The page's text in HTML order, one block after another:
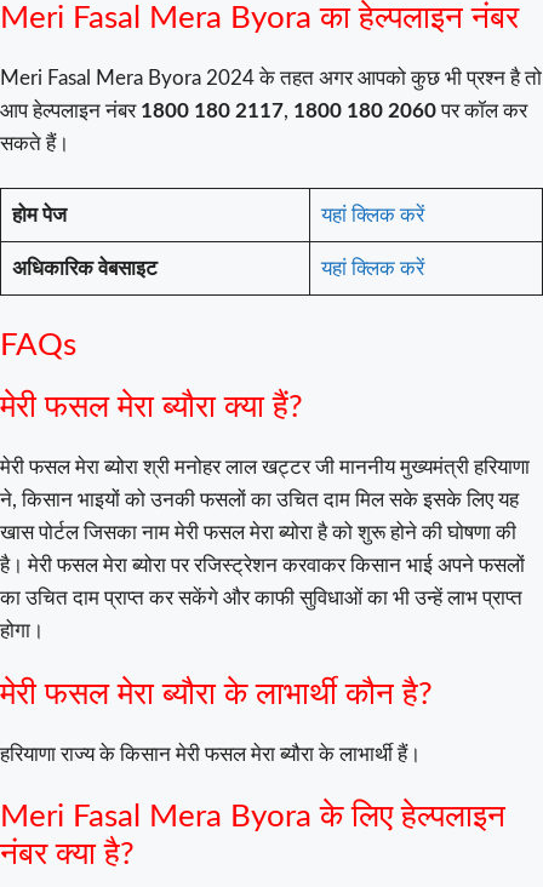
Meri Fasal Mera Byora का हेल्पलाइन नंबर
Meri Fasal Mera Byora 2024 के तहत अगर आपको कुछ भी प्रश्न है तो
आप हेल्पलाइन नंबर 1800 180 2117, 1800 180 2060पर कॉल कर
सकते हैं।
होम पेज यहां क्लिक करें
अधिकारिक वेबसाइट यहां क्लिक करें
FAQs
मेरी फसल मेरा ब्यौरा क्या हैं?
मेरी फसल मेरा ब्योरा श्री मनोहर लाल खट्टर जी माननीय मुख्यमंत्री हरियाणा
ने, किसान भाइयों को उनकी फसलों का उचित दाम मिल सके इसके लिए यह
खास पोर्टल जिसका नाम मेरी फसल मेरा ब्योरा है को शुरू होने की घोषणा की
है। मेरी फसल मेरा ब्योरा पर रजिस्ट्रेशन करवाकर किसान भाई अपने फसलों
का उचित दाम प्राप्त कर सकेंगे और काफी सुविधाओं का भी उन्हें लाभ प्राप्त
होगा।
मेरी फसल मेरा ब्यौरा के लाभार्थी कौन है?
हरियाणा राज्य के किसान मेरी फसल मेरा ब्यौरा के लाभार्थी हैं।
Meri Fasal Mera Byora के लिए हेल्पलाइन
नंबर क्या है?